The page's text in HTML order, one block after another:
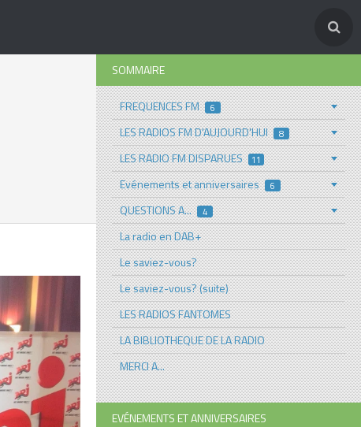
SOMMAIRE
FREQUENCES FM 6
LES RADIOS FM D'AUJOURD'HUI 8
LES RADIO FM DISPARUES 11
Evénements et anniversaires 6
QUESTIONS A... 4
La radio en DAB+
Le saviez-vous?
Le saviez-vous? (suite)
LES RADIOS FANTOMES
LA BIBLIOTHEQUE DE LA RADIO
MERCI A...
EVÉNEMENTS ET ANNIVERSAIRES